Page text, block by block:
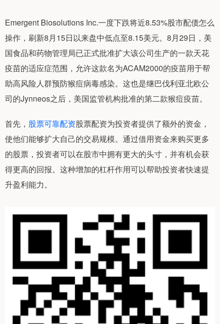
Emergent Biosolutions Inc.一度下跌将近8.53%股市配债怎么
操作，刷新8月15日以来盘中低点至8.15美元。8月29日，美
国食品和药物管理局已正式批准扩大该公司生产的一款天花
疫苗的适应症范围，允许这款名为ACAM2000的疫苗用于帮
助高风险人群预防猴痘病毒感染。这也是继巴伐利亚北欧公
司的Jynneos之后，美国监管机构批准的第二款猴痘疫苗。
首先， 股票可靠配资股票配资为投资者提供了额外的资金，
使他们能够扩大自己的交易规模。通过借用资金来购买更多
的股票，投资者可以在股市中拥有更大的头寸，并有机会获
得更高的回报。这种增加的杠杆作用可以帮助投资者快速提
升盈利能力。